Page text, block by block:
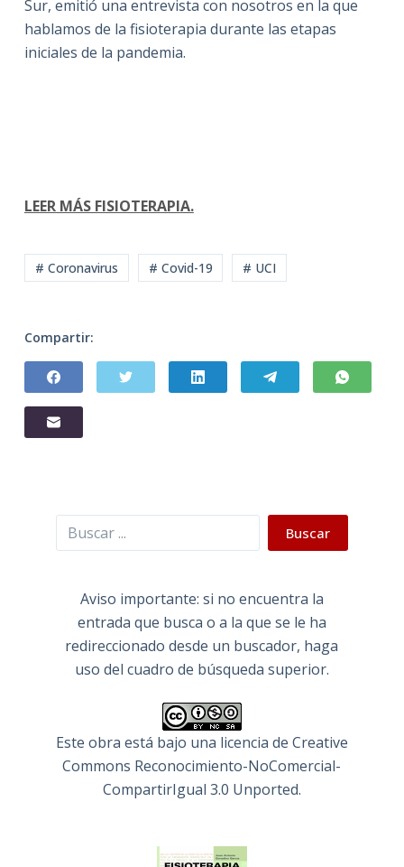
Sur, emitió una entrevista con nosotros en la que
hablamos de la fisioterapia durante las etapas
iniciales de la pandemia.
LEER MÁS FISIOTERAPIA.
# Coronavirus # Covid-19 # UCI
Compartir:
Buscar Buscar
Aviso importante: si no encuentra la
entrada que busca o a la que se le ha
redireccionado desde un buscador, haga
uso del cuadro de búsqueda superior.
Este obra está bajo una licencia de Creative
Commons Reconocimiento-NoComercial-
CompartirIgual 3.0 Unported.